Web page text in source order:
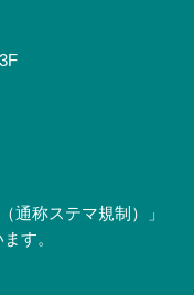
通称ステマ規制）」
す。